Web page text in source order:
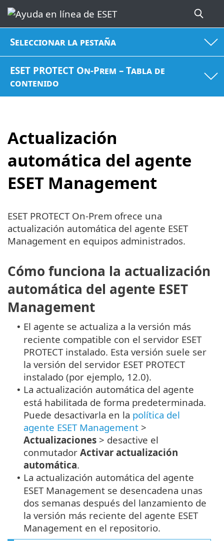
Seleccionar la pestaña
ESET PROTECT On-Prem – Tabla de
contenido
Actualización
automática del agente
ESET Management
ESET PROTECT On-Prem ofrece una
actualización automática del agente ESET
Management en equipos administrados.
Cómo funciona la actualización
automática del agente ESET
Management
• El agente se actualiza a la versión más
reciente compatible con el servidor ESET
PROTECT instalado. Esta versión suele ser
la versión del servidor ESET PROTECT
instalado (por ejemplo, 12.0).
• La actualización automática del agente
está habilitada de forma predeterminada.
Puede desactivarla en la política del
agente ESET Management >
Actualizaciones > desactive el
conmutador Activar actualización
automática.
• La actualización automática del agente
ESET Management se desencadena unas
dos semanas después del lanzamiento de
la versión más reciente del agente ESET
Management en el repositorio.